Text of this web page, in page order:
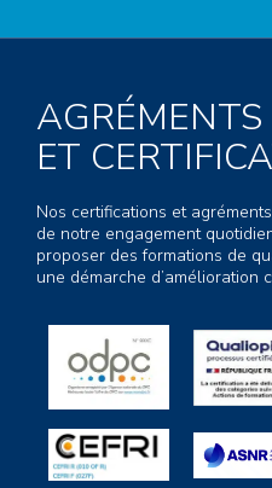
AGRÉMENTS
ET
Nos certifications et
de notre engagement
proposer des formations de
une démarche d’amélioration